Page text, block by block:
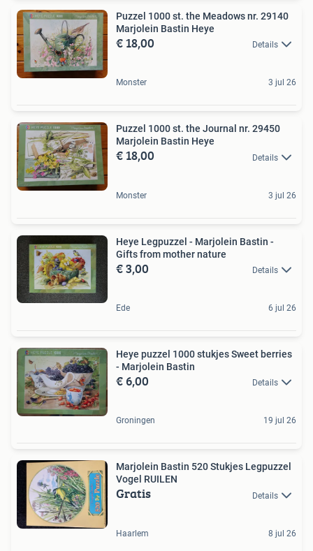
Puzzel 1000 st. the Meadows nr. 29140
Marjolein Bastin Heye
€ 18,00 Details
Monster 3 jul 26
Puzzel 1000 st. the Journal nr. 29450
Marjolein Bastin Heye
€ 18,00 Details
Monster 3 jul 26
Heye Legpuzzel - Marjolein Bastin -
Gifts from mother nature
€ 3,00 Details
Ede 6 jul 26
Heye puzzel 1000 stukjes Sweet berries
- Marjolein Bastin
€ 6,00 Details
Groningen 19 jul 26
Marjolein Bastin 520 Stukjes Legpuzzel
Vogel RUILEN
Gratis Details
Haarlem 8 jul 26